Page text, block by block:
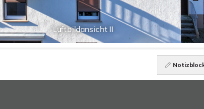
Luftbildansicht II